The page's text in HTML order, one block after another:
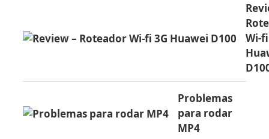
Wi-
Problemas
para rodar
MP4